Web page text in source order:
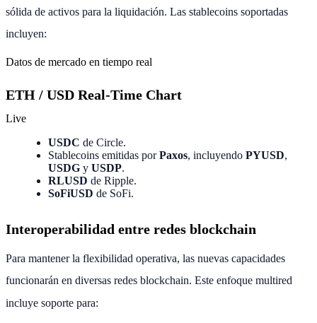
sólida de activos para la liquidación. Las stablecoins soportadas
incluyen:
Datos de mercado en tiempo real
ETH / USD Real-Time Chart
Live
USDC de Circle.
Stablecoins emitidas porPaxos, incluyendo PYUSD,
USDG y USDP.
RLUSD de Ripple.
SoFiUSD de SoFi.
Interoperabilidad entre redes blockchain
Para mantener la flexibilidad operativa, las nuevas capacidades
funcionarán en diversas redes blockchain. Este enfoque multired
incluye soporte para: